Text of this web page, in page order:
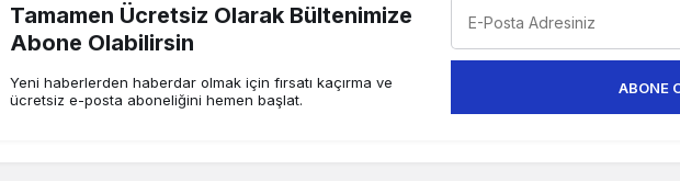
Tamamen Ücretsiz Olarak Bültenimize
Abone Olabilirsin
Yeni haberlerden haberdar olmak için fırsatı kaçırma ve
ücretsiz e-posta aboneliğini hemen başlat.
ABONE